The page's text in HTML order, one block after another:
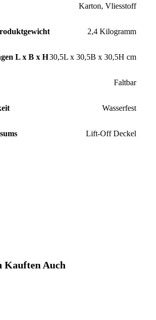
Karton, Vliesstoff
2,4 Kilogramm
L x B x H30,5L x 30,5B x 30,5H cm
Faltbar
Wasserfest
Lift-Off Deckel
Kauften Auch